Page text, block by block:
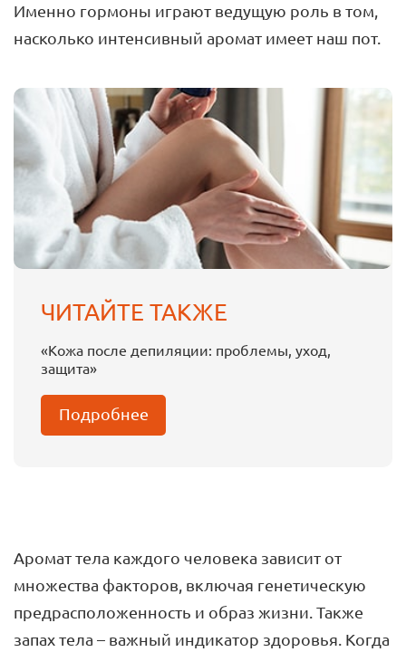
Именно гормоны играют ведущую роль в том,
насколько интенсивный аромат имеет наш пот.
ЧИТАЙТЕ ТАКЖЕ
«Кожа после депиляции: проблемы, уход,
защита»
Подробнее
Аромат тела каждого человека зависит от
множества факторов, включая генетическую
предрасположенность и образ жизни. Также
запах тела – важный индикатор здоровья. Когда